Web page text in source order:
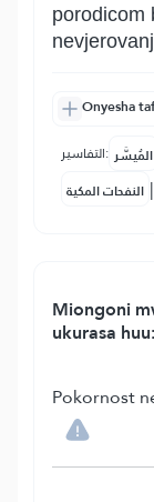
porodicom
Onyesha
التفاسير: المُيسَّر
النفحات المكية |
Miongoni
ukurasa huu:
Pokornost